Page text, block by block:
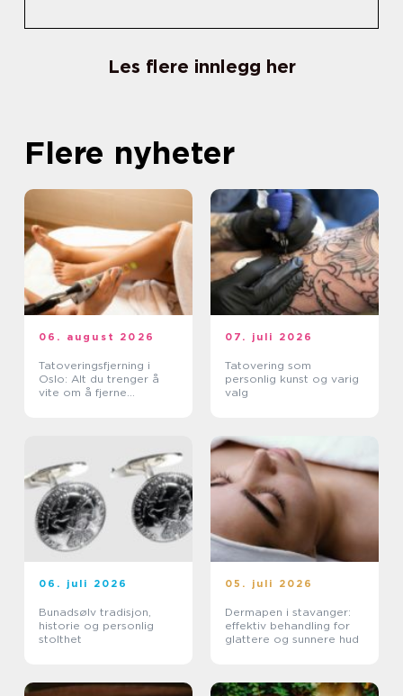
Les flere innlegg her
Flere nyheter
06. august 2026
Tatoveringsfjerning i
Oslo: Alt du trenger å
vite om å fjerne
07. juli 2026
Tatovering som
personlig kunst og varig
valg
06. juli 2026
Bunadsølv tradisjon,
historie og personlig
stolthet
05. juli 2026
Dermapen i stavanger:
effektiv behandling for
glattere og sunnere hud